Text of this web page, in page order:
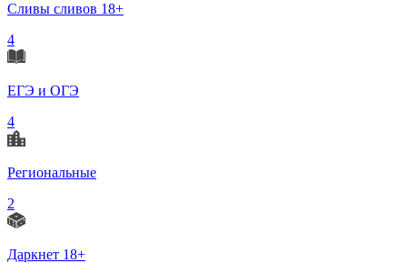
Сливы сливов 18+
4
ЕГЭ и ОГЭ
4
Региональные
2
Даркнет 18+